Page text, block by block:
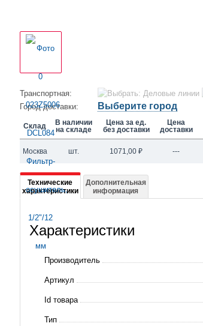
Транспортная:
Город доставки:
Выберите город
Склад
В наличии
на складе
Цена за ед.
без доставки
Цена
доставки
Москва шт. 1071,00 ₽ ---
Подробная
информация
023Z5006
DCL084
Фильтр-
осушитель,
1/2"/12
Технические
характеристики
Дополнительная
информация
Характеристики
Производитель
Артикул
Id товара
Тип